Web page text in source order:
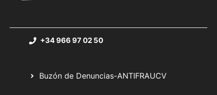
+34 966 97 02 50
Buzón de Denuncias-ANTIFRAUCV